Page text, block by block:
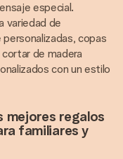
especial.
variedad de
copas
de madera
con un estilo
mejores regalos
familiares y